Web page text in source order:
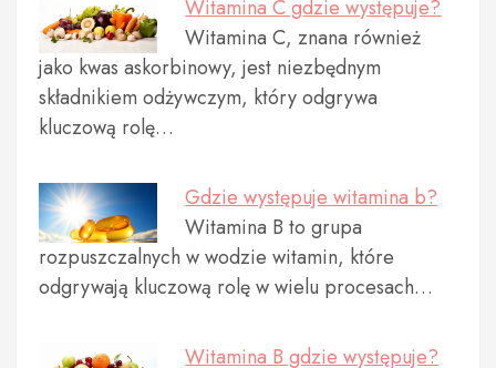
Witamina C gdzie występuje?
Witamina C, znana również
jako kwas askorbinowy, jest niezbędnym
składnikiem odżywczym, który odgrywa
kluczową rolę…
Gdzie występuje witamina b?
Witamina B to grupa
rozpuszczalnych w wodzie witamin, które
odgrywają kluczową rolę w wielu procesach…
Witamina B gdzie występuje?